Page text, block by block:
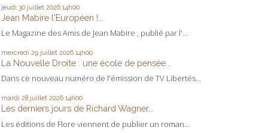
jeudi 30 juillet 2026 14h00
Jean Mabire l'Européen !...
Le Magazine des Amis de Jean Mabire , publié par l'...
mercredi 29 juillet 2026 14h00
La Nouvelle Droite : une école de pensée...
Dans ce nouveau numéro de l'émission de TV Libertés...
mardi 28 juillet 2026 14h00
Les derniers jours de Richard Wagner...
Les éditions de Flore viennent de publier un roman...